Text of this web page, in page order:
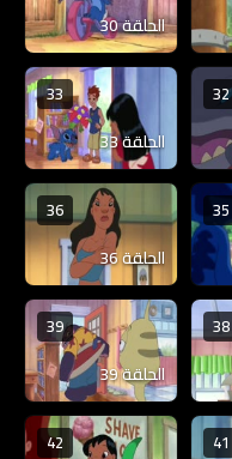
الحلقة 30
32
33
الحلقة 33
35
36
الحلقة 36
38
39
الحلقة 39
41
42